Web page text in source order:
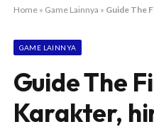
Home» Game Lainnya » Guide The
GAME LAINNYA
Guide The
Karakter,